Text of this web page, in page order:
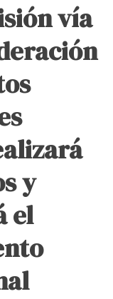
vía
y
el